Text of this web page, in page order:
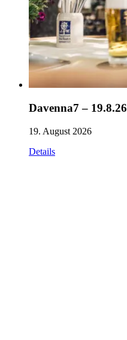
Davenna7 – 19.8.26
19. August 2026
Details